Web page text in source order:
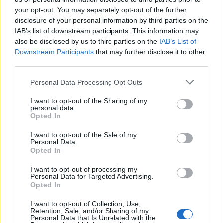
your opt-out. You may separately opt-out of the further
disclosure of your personal information by third parties on the
IAB’s list of downstream participants. This information may
also be disclosed by us to third parties on the IAB’s List of
Downstream Participants that may further disclose it to other
Personal Data Processing Opt Outs
I want to opt-out of the Sharing of my
personal data.
Opted In
I want to opt-out of the Sale of my
Personal Data.
Opted In
I want to opt-out of processing my
Personal Data for Targeted Advertising.
Opted In
I want to opt-out of Collection, Use,
Retention, Sale, and/or Sharing of my
Personal Data that Is Unrelated with the
agli operatori di potenziare le loro reti e fornire velocità e tempi
di risposta 5G più rapidi. È anche efficiente dal punto di vista
energetico, il che è importante per noi e per i nostri clienti”.
Un tipo di antenna che vedremo anche in Italia. Ad
oggi nessun competitor ha una soluzione così
sottolineare la grande attenzione verso l’efficienza
energetica
https://t.co/xZQONflEwF
— Francesco Peluso (@pelo80)September 21, 2021